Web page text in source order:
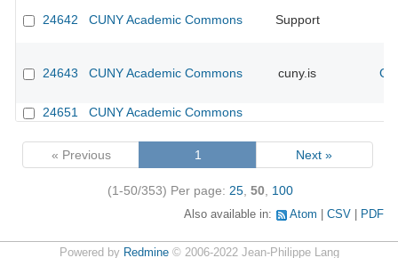
24642 CUNY Academic Commons Support
24643 CUNY Academic Commons cuny.is
24651 CUNY Academic Commons
« Previous 1 Next »
(1-50/353) Per page: 25 50 100
Also available in: Atom CSV PDF
Powered by Redmine© 2006-2022 Jean-Philippe Lang